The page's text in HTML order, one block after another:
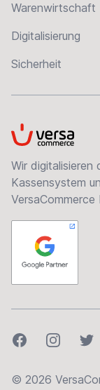
Warenwirtschaft
Digitalisierung
Sicherheit
VersaCommerce
Wir digitalisieren
Kassensystem
FacebookInstagram
© 2026